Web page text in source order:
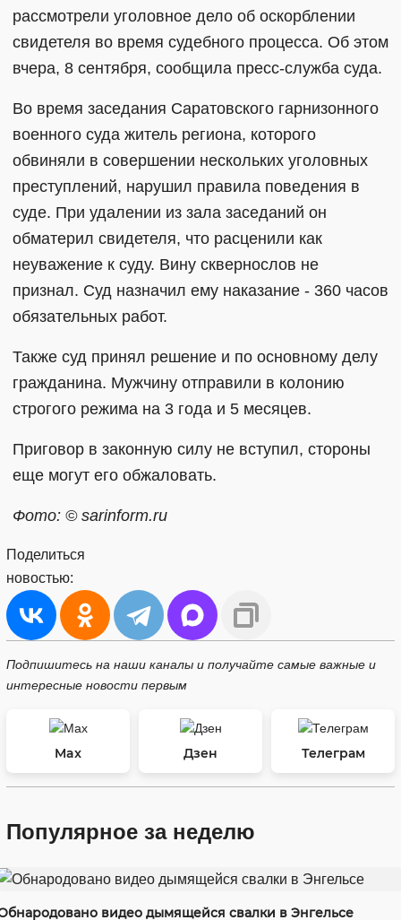
рассмотрели уголовное дело об оскорблении
свидетеля во время судебного процесса. Об этом
вчера, 8 сентября, сообщила пресс-служба суда.
Во время заседания Саратовского гарнизонного
военного суда житель региона, которого
обвиняли в совершении нескольких уголовных
преступлений, нарушил правила поведения в
суде. При удалении из зала заседаний он
обматерил свидетеля, что расценили как
неуважение к суду. Вину сквернослов не
признал. Суд назначил ему наказание - 360 часов
обязательных работ.
Также суд принял решение и по основному делу
гражданина. Мужчину отправили в колонию
строгого режима на 3 года и 5 месяцев.
Приговор в законную силу не вступил, стороны
еще могут его обжаловать.
Фото: © sarinform.ru
Поделиться
новостью:
Подпишитесь на наши каналы и получайте самые важные и
интересные новости первым
Max Дзен Телеграм
Популярное за неделю
видео дымящейся свалки в Энгельсе